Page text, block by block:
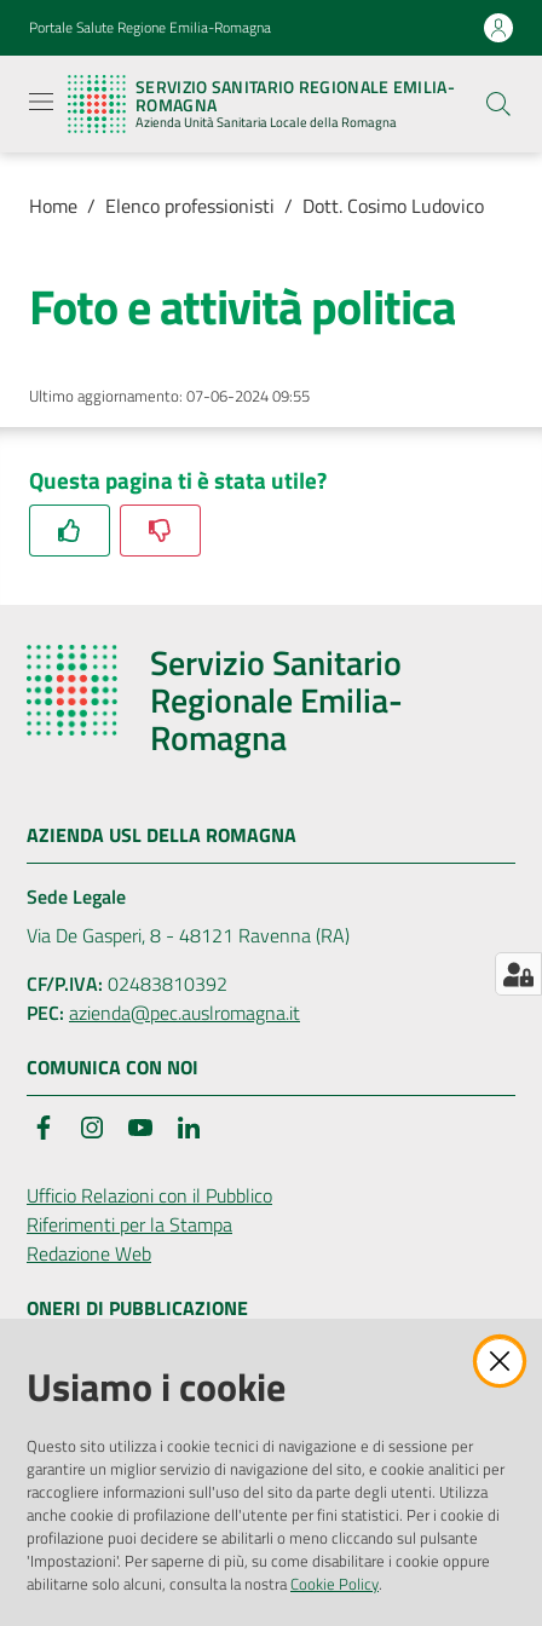
Vai al contenuto
Vai alla navigazione
Vai al footer
Portale Salute Regione Emilia-Romagna
SERVIZIO SANITARIO REGIONALE EMILIA-
ROMAGNA
Azienda Unità Sanitaria Locale della Romagna
Sanitario
Regionale
Emilia-
Romagna
Azienda
Sanitaria
Locale della
Servizi
Luoghi
di
cura
dei
Servizi
Dedicato
Bandi
Concorsi
Seguici
su
Home / Elenco professionisti / Dott. Cosimo Ludovico
Foto e attività politica
Ultimo aggiornamento: 07-06-2024 09:55
Questa pagina ti è stata utile?
Servizio Sanitario
Regionale Emilia-
Romagna
AZIENDA USL DELLA ROMAGNA
Sede Legale
Via De Gasperi, 8 - 48121 Ravenna (RA)
CF/P.IVA: 02483810392
PEC: azienda@pec.auslromagna.it
COMUNICA CON NOI
FacebookInstagramYouTube
Ufficio Relazioni con il Pubblico
Riferimenti per la Stampa
Redazione Web
ONERI DI PUBBLICAZIONE
Amministrazione Trasparente
Pubblicità legale
Privacy Policy
Attuazione Misure PNRR
Liste di Attesa
ENTI, IMPRESE E PARTNER
Usiamo i cookie
Questo sito utilizza i cookie tecnici di navigazione e di sessione per
garantire un miglior servizio di navigazione del sito, e cookie analitici per
raccogliere informazioni sull'uso del sito da parte degli utenti. Utilizza
anche cookie di profilazione dell'utente per fini statistici. Per i cookie di
profilazione puoi decidere se abilitarli o meno cliccando sul pulsante
'Impostazioni'. Per saperne di più, su come disabilitare i cookie oppure
abilitarne solo alcuni, consulta la nostraCookie Policy.